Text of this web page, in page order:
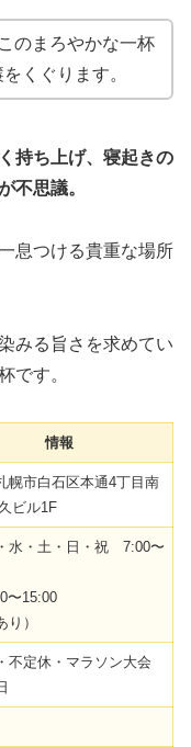
のまろやかな一杯
くぐります。
持ち上げ、寝起きの
不思議。
息つける貴重な場所
みる旨さを求めてい
です。
情報
幌市白石区本通4丁目南
ビル1F
水・土・日・祝 7:00〜
15:00
り）
不定休・マラソン大会